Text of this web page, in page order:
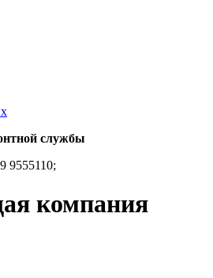
службы
9555110;
компания